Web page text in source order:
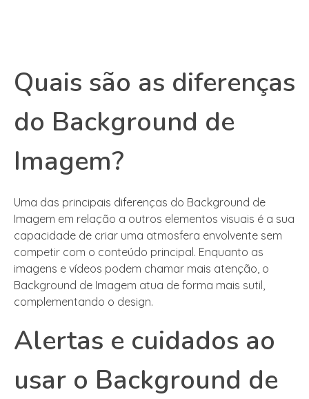
Quais são as diferenças
do Background de
Imagem?
Uma das principais diferenças do Background de
Imagem em relação a outros elementos visuais é a sua
capacidade de criar uma atmosfera envolvente sem
competir com o conteúdo principal. Enquanto as
imagens e vídeos podem chamar mais atenção, o
Background de Imagem atua de forma mais sutil,
complementando o design.
Alertas e cuidados ao
usar o Background de